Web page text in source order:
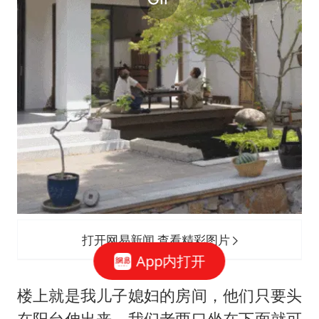
打开网易新闻 查看精彩图片
楼上就是我儿子媳妇的房间，他们只要头
App内打开